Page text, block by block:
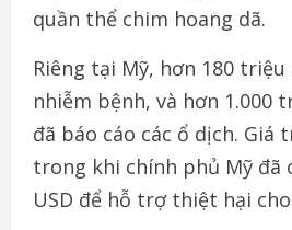
quần thể chim hoang dã.
Riêng tại Mỹ, hơn 180 triệu
nhiễm bệnh, và hơn 1.000
đã báo cáo các ổ dịch. Giá
trong khi chính phủ Mỹ đã
USD để hỗ trợ thiệt hại